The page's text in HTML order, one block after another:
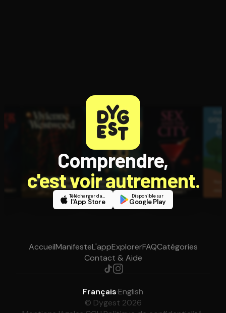
Comprendre,
c'est voir autrement.
Télécharger dans
l'App Store
Disponible sur
Google Play
AccueilManifesteL'appExplorerFAQCatégories
Contact & Aide
Français·English
© Dygest 2026